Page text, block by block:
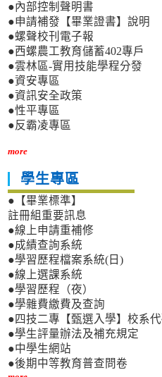
●內部控制聲明書
●申請補發【畢業證書】說明
●螺聲校刊電子報
●西螺農工教育儲蓄402專戶
●雲林區-實用技能學程分發
●資安專區
●資訊安全政策
●性平專區
●反霸凌專區
more
學生專區
●【畢業標準】
註冊組重要訊息
●線上申請重補修
●成績查詢系統
●學習歷程檔案系統(日)
●線上選課系統
●學習歷程（夜）
●學雜費繳費及查詢
●四技二專【甄選入學】校系
●學生評量辦法及補充規定
●中學生網站
●後期中等教育普查問卷